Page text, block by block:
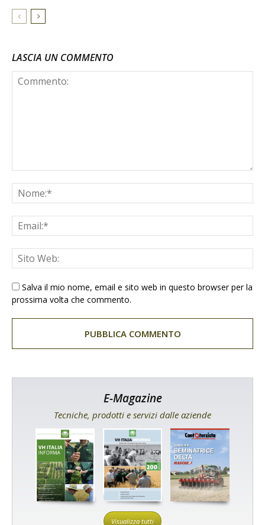
LASCIA UN COMMENTO
Salva il mio nome, email e sito web in questo browser per la
prossima volta che commento.
E-Magazine
Tecniche, prodotti e servizi dalle aziende
Visualizza tutti